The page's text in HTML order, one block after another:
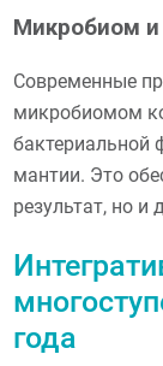
Микробиом
Современные
микробиомом
бактериальной
мантии. Это
результат, но и
года